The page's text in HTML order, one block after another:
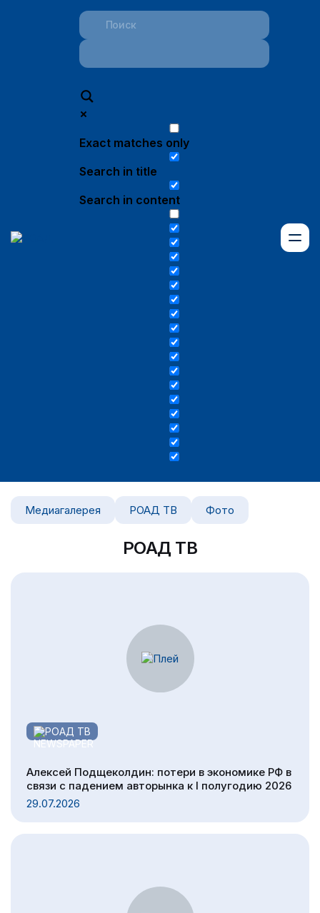
Exact matches only
Search in title
Search in content
Медиагалерея РОАД ТВ Фото
РОАД ТВ
РОАД ТВ
Алексей Подщеколдин: потери в экономике РФ в
связи с падением авторынка к I полугодию 2026
29.07.2026